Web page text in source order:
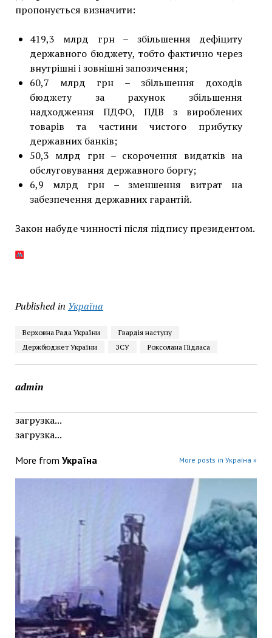
пропонується визначити:
419,3 млрд грн – збільшення дефіциту
державного бюджету, тобто фактично через
внутрішні і зовнішні запозичення;
60,7 млрд грн – збільшення доходів
бюджету за рахунок збільшення
надходження ПДФО, ПДВ з вироблених
товарів та частини чистого прибутку
державних банків;
50,3 млрд грн – скорочення видатків на
обслуговування державного боргу;
6,9 млрд грн – зменшення витрат на
забезпечення державних гарантій.
Закон набуде чинності після підпису президентом.
Published in Україна
Верховна Рада України
Гвардія наступу
Держбюджет України
ЗСУ Роксолана Підласа
admin
загрузка...
загрузка...
More from Україна More posts in Україна »